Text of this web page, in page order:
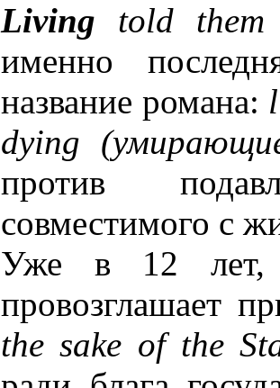
Living told them
именно
название романа:
dying
против
совместимого с
Уже в 12 лет,
провозглашает
the sake of the